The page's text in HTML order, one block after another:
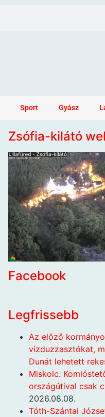
Sport Gyász
Zsófia-kilátó
Facebook
Legfrissebb
Az előző
vízduzzasztókat,
Dunát lehetett
Miskolc.
országútival
2026.08.08.
Tóth-Szántai